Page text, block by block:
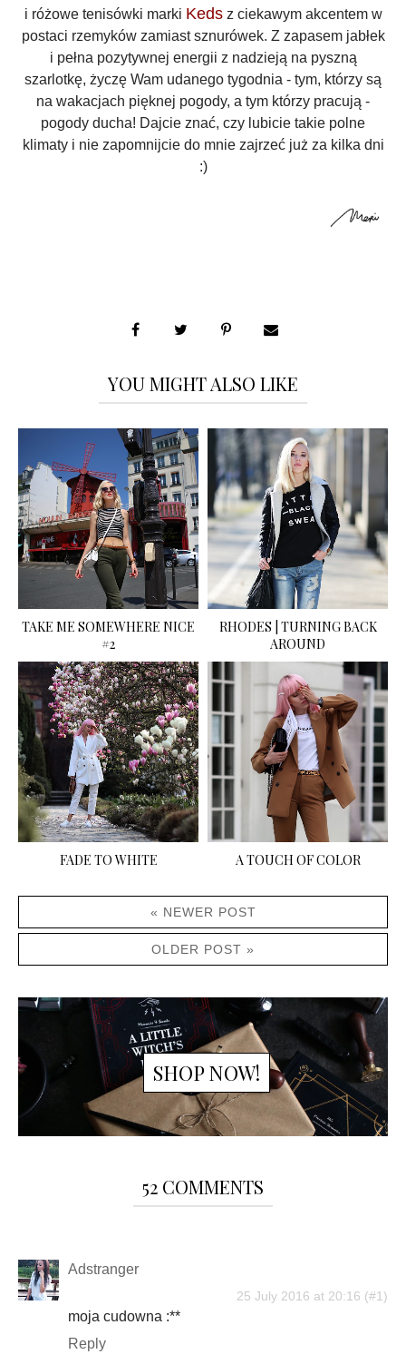
i różowe tenisówki marki Kedsz ciekawym akcentem w
postaci rzemyków zamiast sznurówek. Z zapasem jabłek
i pełna pozytywnej energii z nadzieją na pyszną
szarlotkę, życzę Wam udanego tygodnia - tym, którzy są
na wakacjach pięknej pogody, a tym którzy pracują -
pogody ducha! Dajcie znać, czy lubicie takie polne
klimaty i nie zapomnijcie do mnie zajrzeć już za kilka dni
:)
YOU MIGHT ALSO LIKE
TAKE ME SOMEWHERE NICE
#2
RHODES | TURNING BACK
AROUND
FADE TO WHITE A TOUCH OF COLOR
« NEWER POST
OLDER POST »
SHOP NOW!
52 COMMENTS
Adstranger
25 July 2016 at 20:16
moja cudowna :**
Reply